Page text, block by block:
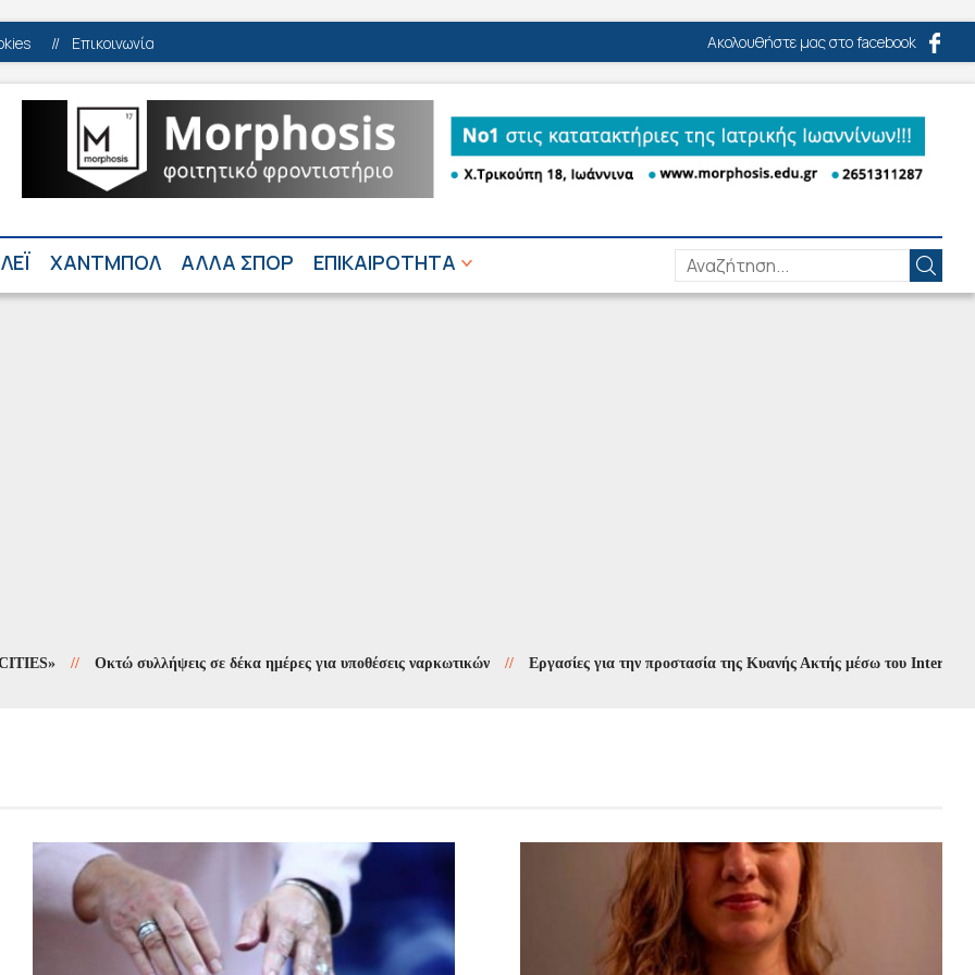
// Επικοινωνία Ακολουθήστε μας στο facebook
ΧΑΝΤΜΠΟΛ ΑΛΛΑ ΣΠΟΡ ΕΠΙΚΑΙΡΟΤΗΤΑ
// Οκτώ συλλήψεις σε δέκα ημέρες για υποθέσεις ναρκωτικών // Εργασίες για την προστασία της Κυανής Ακτής μέσω του Interreg 2021-2027